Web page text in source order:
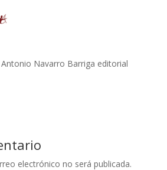
Navarro Barriga editorial
electrónico no será publicada.